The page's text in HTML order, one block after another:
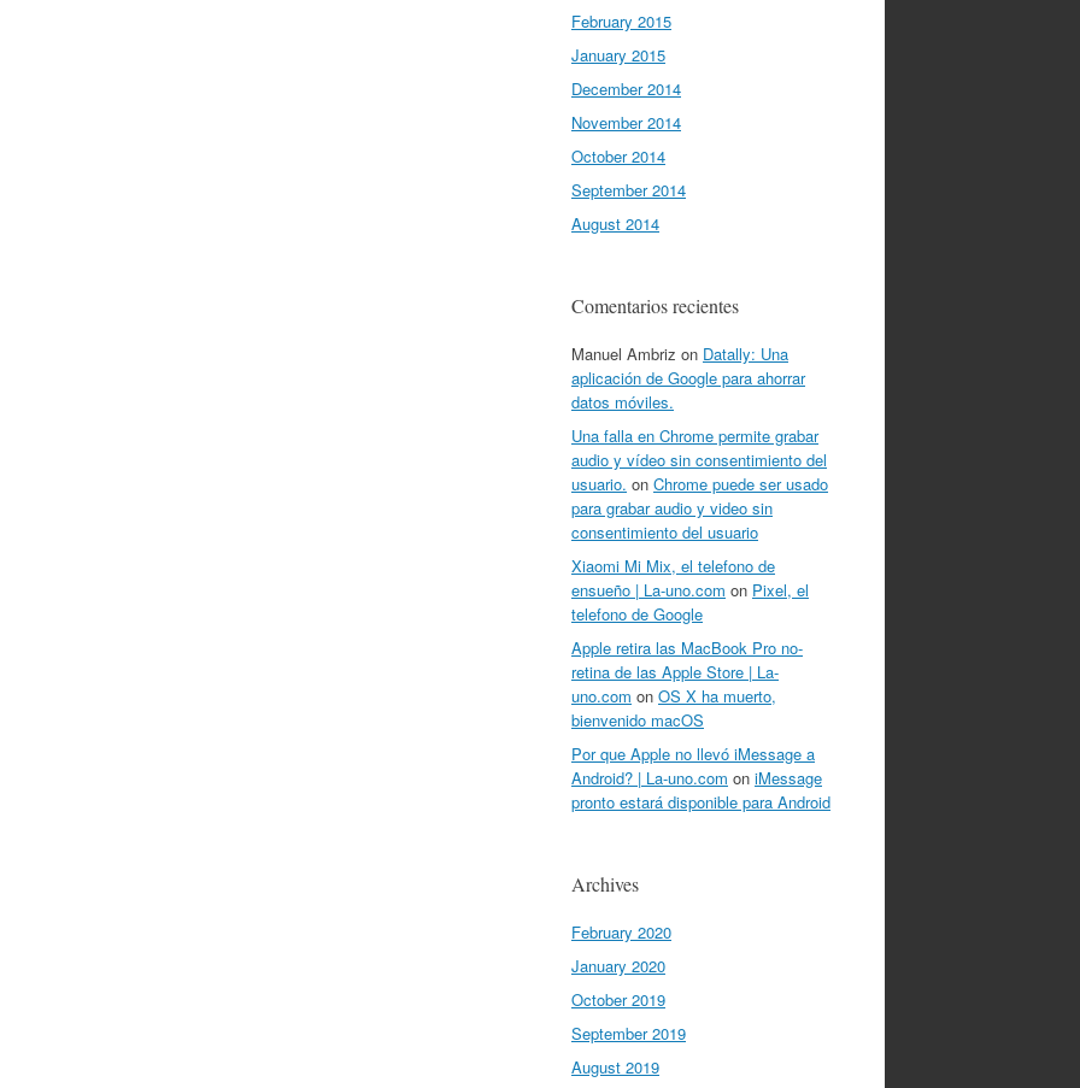
February 2015
January 2015
December 2014
November 2014
October 2014
September 2014
August 2014
Comentarios recientes
Manuel Ambriz on Datally: Una
aplicación de Google para ahorrar
datos móviles.
Una falla en Chrome permite grabar
audio y vídeo sin consentimiento del
usuario. on Chrome puede ser usado
para grabar audio y video sin
consentimiento del usuario
Xiaomi Mi Mix, el telefono de
ensueño | La-uno.com on Pixel, el
telefono de Google
Apple retira las MacBook Pro no-
retina de las Apple Store | La-
uno.com on OS X ha muerto,
bienvenido macOS
Por que Apple no llevó iMessage a
Android? | La-uno.com on iMessage
pronto estará disponible para Android
Archives
February 2020
January 2020
October 2019
September 2019
August 2019